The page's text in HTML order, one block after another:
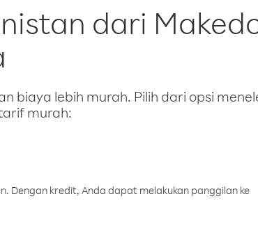
dari
biaya lebih murah. Pilih dari opsi
murah:
Dengan kredit, Anda dapat melakukan panggilan ke